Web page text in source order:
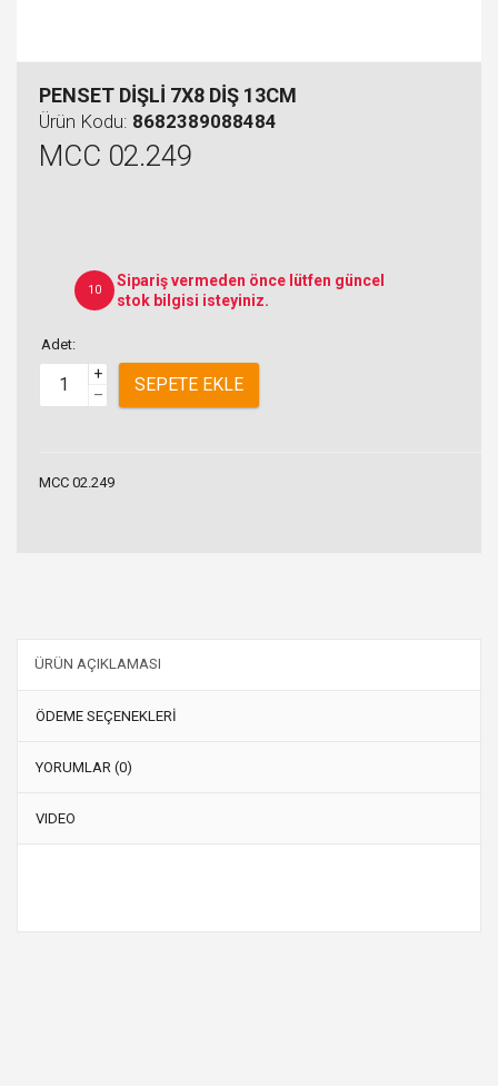
PENSET DİŞLİ 7X8 DİŞ 13CM
Ürün Kodu: 8682389088484
MCC 02.249
10
Sipariş vermeden önce lütfen güncel
stok bilgisi isteyiniz.
Adet:
+
–
SEPETE EKLE
MCC 02.249
ÜRÜN AÇIKLAMASI
ÖDEME SEÇENEKLERİ
YORUMLAR (0)
VIDEO